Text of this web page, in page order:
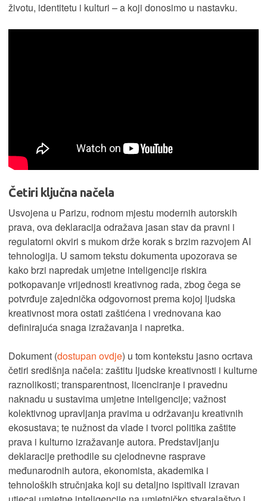
životu, identitetu i kulturi – a koji donosimo u nastavku.
Četiri ključna načela
Usvojena u Parizu, rodnom mjestu modernih autorskih
prava, ova deklaracija odražava jasan stav da pravni i
regulatorni okviri s mukom drže korak s brzim razvojem AI
tehnologija. U samom tekstu dokumenta upozorava se
kako brzi napredak umjetne inteligencije riskira
potkopavanje vrijednosti kreativnog rada, zbog čega se
potvrđuje zajednička odgovornost prema kojoj ljudska
kreativnost mora ostati zaštićena i vrednovana kao
definirajuća snaga izražavanja i napretka.
Dokument (dostupan ovdje) u tom kontekstu jasno ocrtava
četiri središnja načela: zaštitu ljudske kreativnosti i kulturne
raznolikosti; transparentnost, licenciranje i pravednu
naknadu u sustavima umjetne inteligencije; važnost
kolektivnog upravljanja pravima u održavanju kreativnih
ekosustava; te nužnost da vlade i tvorci politika zaštite
prava i kulturno izražavanje autora. Predstavljanju
deklaracije prethodile su cjelodnevne rasprave
međunarodnih autora, ekonomista, akademika i
tehnoloških stručnjaka koji su detaljno ispitivali izravan